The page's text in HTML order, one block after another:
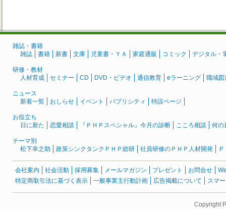
雑誌・書籍
雑誌
書籍 新書 文庫 児童書・ＹＡ 家庭通販 コミック デジタル・
研修・教材
人材育成
セミナー CD DVD・ビデオ 通信教育 eラーニング 職域図
ニュース
新着一覧
おしらせ イベント パブリシティ 特設ページ
お役立ち
日に新た
恋愛相談 『ＰＨＰスペシャル』今月の診断 こころ相談 何の
テーマ別
松下幸之助
政策シンクタンクＰＨＰ総研 社員研修のＰＨＰ人材開発
会社案内 社会活動 採用募集 メールマガジン プレゼント お問合せ
特定商取引法に基づく表示
一般事業主行動計画 広告掲載について スマ
Copyright